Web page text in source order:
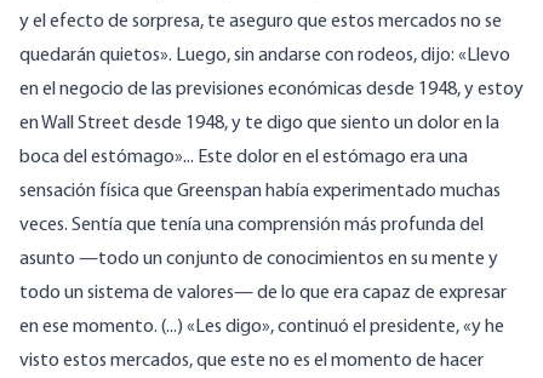
y el efecto de sorpresa, te aseguro que estos mercados no se
quedarán quietos». Luego, sin andarse con rodeos, dijo: «Llevo
en el negocio de las previsiones económicas desde 1948, y estoy
en Wall Street desde 1948, y te digo que siento un dolor en la
boca del estómago»... Este dolor en el estómago era una
sensación física que Greenspan había experimentado muchas
veces. Sentía que tenía una comprensión más profunda del
asunto —todo un conjunto de conocimientos en su mente y
todo un sistema de valores— de lo que era capaz de expresar
en ese momento. (...) «Les digo», continuó el presidente, «y he
visto estos mercados, que este no es el momento de hacer